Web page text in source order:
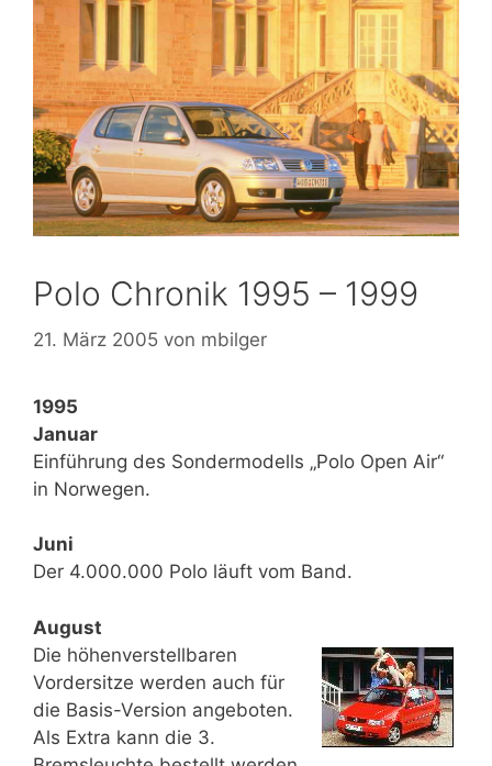
Polo Chronik 1995 – 1999
21. März 2005 von mbilger
1995
Januar
Einführung des Sondermodells „Polo Open Air“
in Norwegen.
Juni
Der 4.000.000 Polo läuft vom Band.
August
Die höhenverstellbaren
Vordersitze werden auch für
die Basis-Version angeboten.
Als Extra kann die 3.